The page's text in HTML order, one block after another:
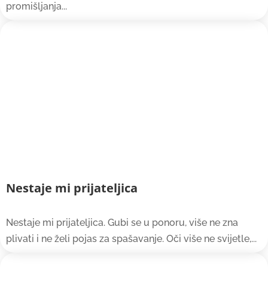
promišljanja...
Nestaje mi prijateljica
Nestaje mi prijateljica. Gubi se u ponoru, više ne zna
plivati i ne želi pojas za spašavanje. Oči više ne svijetle,...